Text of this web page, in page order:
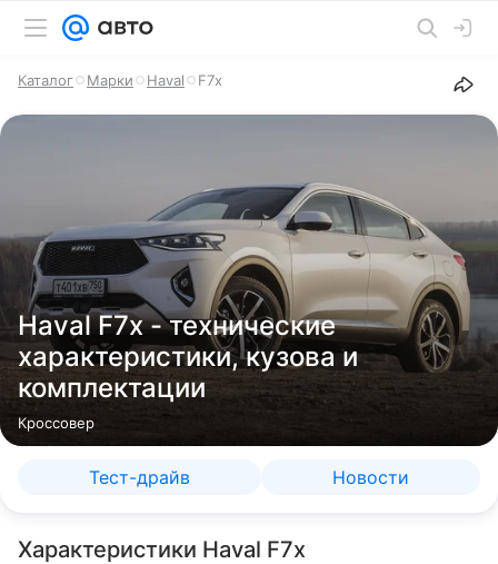
Каталог Марки Haval F7x
Haval F7x - технические
характеристики, кузова и
комплектации
Кроссовер
Тест-драйв Новости
Характеристики Haval F7x